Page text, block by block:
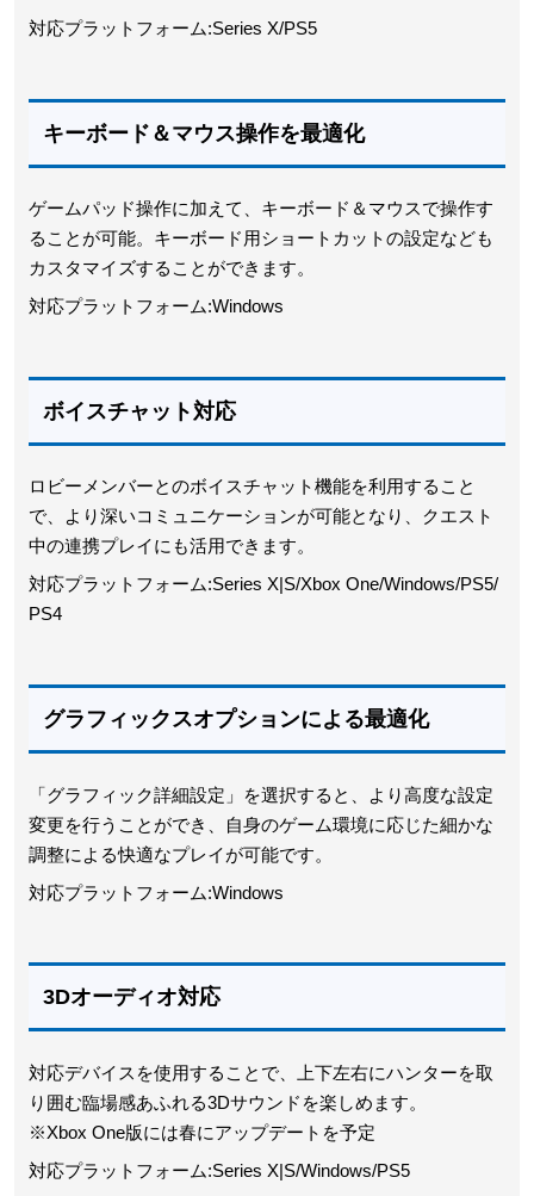
対応プラットフォーム:Series X/PS5
キーボード＆マウス操作を最適化
ゲームパッド操作に加えて、キーボード＆マウスで操作す
ることが可能。キーボード用ショートカットの設定なども
カスタマイズすることができます。
対応プラットフォーム:Windows
ボイスチャット対応
ロビーメンバーとのボイスチャット機能を利用すること
で、より深いコミュニケーションが可能となり、クエスト
中の連携プレイにも活用できます。
対応プラットフォーム:Series X|S/Xbox One/Windows/PS5/
PS4
グラフィックスオプションによる最適化
「グラフィック詳細設定」を選択すると、より高度な設定
変更を行うことができ、自身のゲーム環境に応じた細かな
調整による快適なプレイが可能です。
対応プラットフォーム:Windows
3Dオーディオ対応
対応デバイスを使用することで、上下左右にハンターを取
り囲む臨場感あふれる3Dサウンドを楽しめます。
※Xbox One版には春にアップデートを予定
対応プラットフォーム:Series X|S/Windows/PS5